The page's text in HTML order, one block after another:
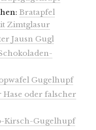
Bratapfel
Zimtglasur
Jausn Gugl
Gugelhupf
Hase oder falscher
Kirsch-Gugelhupf